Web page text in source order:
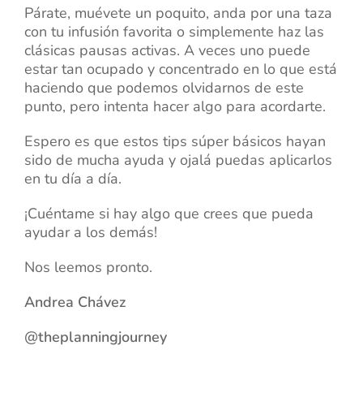
Párate, muévete un poquito, anda por una taza
con tu infusión favorita o simplemente haz las
clásicas pausas activas. A veces uno puede
estar tan ocupado y concentrado en lo que está
haciendo que podemos olvidarnos de este
punto, pero intenta hacer algo para acordarte.
Espero es que estos tips súper básicos hayan
sido de mucha ayuda y ojalá puedas aplicarlos
en tu día a día.
¡Cuéntame si hay algo que crees que pueda
ayudar a los demás!
Nos leemos pronto.
Andrea Chávez
@theplanningjourney